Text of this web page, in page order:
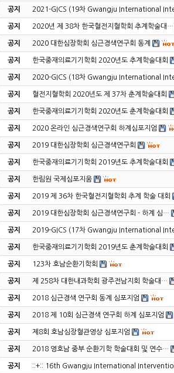
공지 2021-GICS (19차 Gwangju International
공지 2020년 제 38차 한국혈전지혈학회 추계학술대…
공지 2020 대한심장학회 심근경색연구회 동계
공지 한국중재의료기기학회 2020년도 추계학술대회
공지 2020-GICS (18차 Gwangju International
공지 혈전지혈학회 2020년도 제 37차 춘계학술대회
공지 한국중재의료기기학회 2020년도 춘계학술대회
공지 2020 온라인 심근경색연구회 하계심포지엄
공지 2019 대한심장학회 심근경색연구회
공지 한국중재의료기기학회 2019년도 추계학술대회
공지 한림원 국제심포지움
공지 2019 제 36차 한국혈전지혈학회 추계 학술 대회
공지 2019 대한심장학회 심근경색연구회 - 하계 심…
공지 2019-GICS (17차 Gwangju International
공지 한국중재의료기기학회 2019년도 춘계학술대회
공지 123차 호남순환기학회
공지 제 258차 대한내과학회 광주전남지회 학술대…
공지 2018 심근경색 연구회 동계 심포지엄
공지 2018 제 10회 심근경색 연구회 하계 심포지엄
공지 제8회 호남심장혈관영상 심포지엄
공지 2018 영호남 중부 순환기학 학술대회 및 연수…
공지 ::+:: 16th Gwangju International